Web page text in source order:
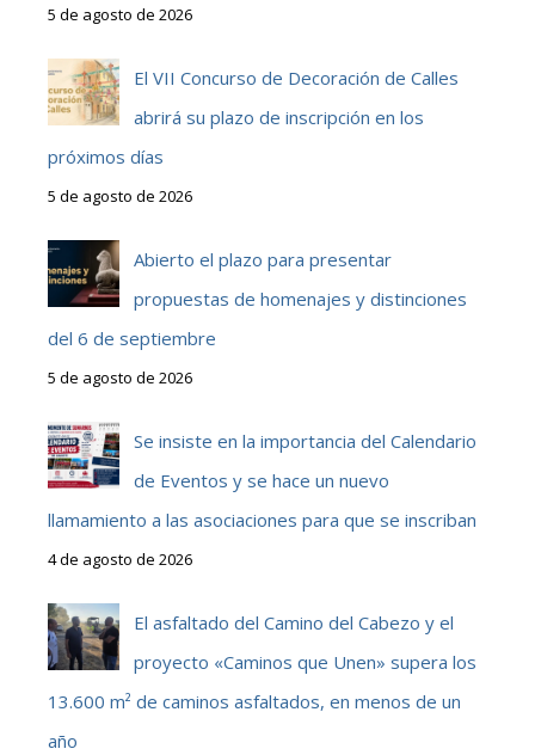
5 de agosto de 2026
El VII Concurso de Decoración de Calles
abrirá su plazo de inscripción en los
próximos días
5 de agosto de 2026
Abierto el plazo para presentar
propuestas de homenajes y distinciones
del 6 de septiembre
5 de agosto de 2026
Se insiste en la importancia del Calendario
de Eventos y se hace un nuevo
llamamiento a las asociaciones para que se inscriban
4 de agosto de 2026
El asfaltado del Camino del Cabezo y el
proyecto «Caminos que Unen» supera los
13.600 m² de caminos asfaltados, en menos de un
año